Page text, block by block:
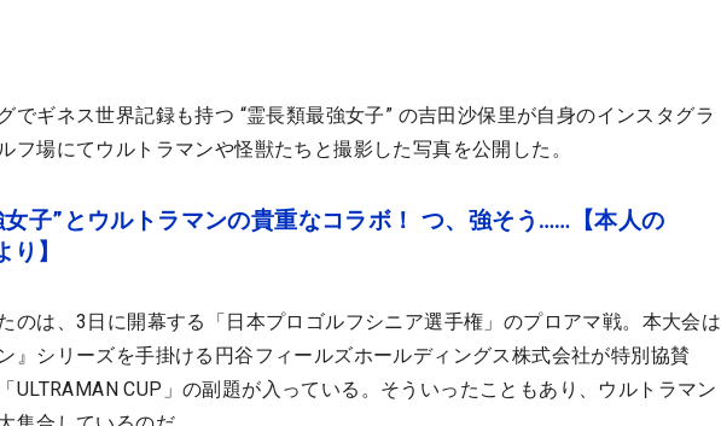
でギネス世界記録も持つ “霊長類最強女子” の吉田沙保里が自身のインスタグラ
フ場にてウルトラマンや怪獣たちと撮影した写真を公開した。
女子”とウルトラマンの貴重なコラボ！ つ、強そう……【本人の
】
のは、3日に開幕する「日本プロゴルフシニア選手権」のプロアマ戦。本大会は
』シリーズを手掛ける円谷フィールズホールディングス株式会社が特別協賛
ULTRAMAN CUP」の副題が入っている。そういったこともあり、ウルトラマン